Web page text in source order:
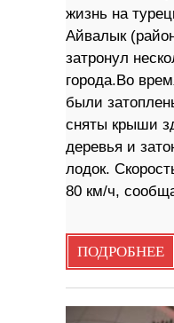
жизнь на
Айвалык
затронул
города.Во
были
сняты крыши
деревья и
лодок.
80 км/ч,
ПОДРОБНЕЕ